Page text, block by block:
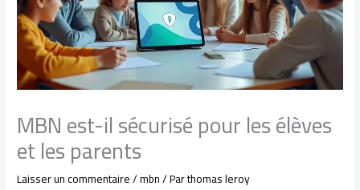
MBN est-il sécurisé pour les élèves
et les parents
Laisser un commentaire/mbn/ Parthomas leroy